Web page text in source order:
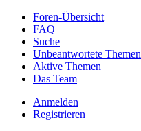
Foren-Übersicht
FAQ
Suche
Unbeantwortete Themen
Aktive Themen
Das Team
Anmelden
Registrieren